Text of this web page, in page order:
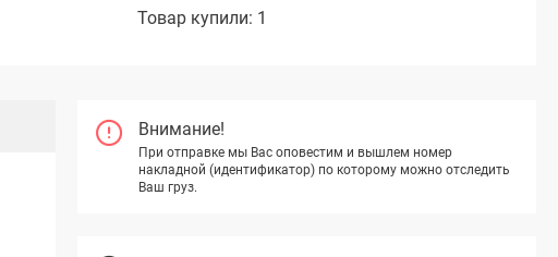
Товар купили: 1
Внимание!
При отправке мы Вас оповестим и вышлем номер
накладной (идентификатор) по которому можно отследить
Ваш груз.